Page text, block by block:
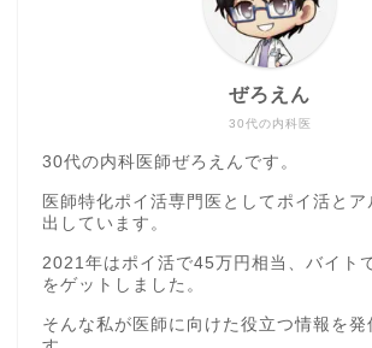
30代の内科医
ぜろえん
30代の内科医師ぜろえんです。
医師特化ポイ活専門医としてポイ活とア
出しています。
2021年はポイ活で45万円相当、バイト
をゲットしました。
そんな私が医師に向けた役立つ情報を発